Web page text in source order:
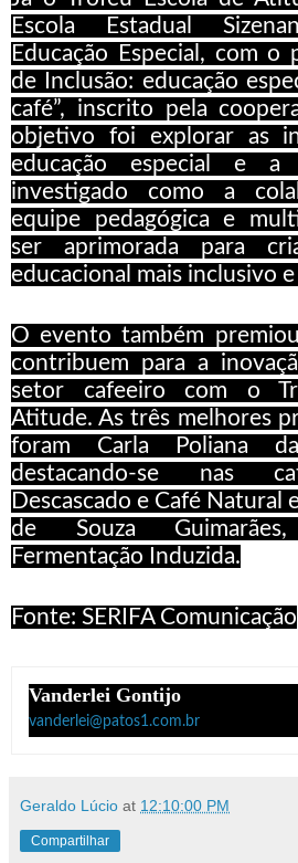
Escola Estadual
Educação Especial, com o
de Inclusão: educação
café”, inscrito pela
objetivo foi explorar as
educação especial e a
investigado como a
equipe pedagógica e
ser aprimorada para
educacional mais inclusivo e
O evento também
contribuem para a
setor cafeeiro com o
Atitude. As três melhores
foram Carla Poliana
destacando-se nas
Descascado e Café Natural
de Souza
Fermentação Induzida.
Fonte: SERIFA Comunicação
Vanderlei Gontijo
vanderlei@patos1.com.br
Geraldo Lúcio at 12:10:00 PM
Compartilhar